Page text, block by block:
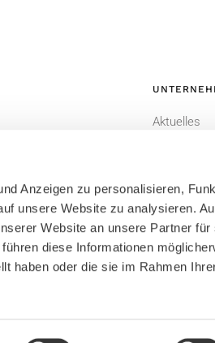
Anzeigen zu personalisieren,
unsere Website zu analysieren.
Website an unsere Partner
diese Informationen
haben oder die sie im Rahmen
Aktuelles
Sitemap